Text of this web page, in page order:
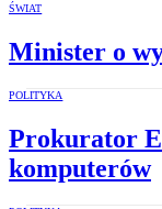
ŚWIAT
Minister o
POLITYKA
Prokurator
komputerów